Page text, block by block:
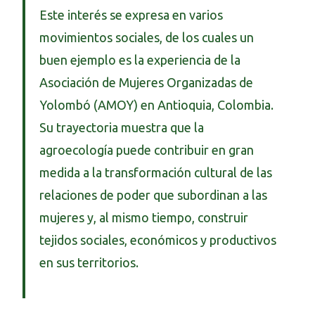
Este interés se expresa en varios
movimientos sociales, de los cuales un
buen ejemplo es la experiencia de la
Asociación de Mujeres Organizadas de
Yolombó (AMOY) en Antioquia, Colombia.
Su trayectoria muestra que la
agroecología puede contribuir en gran
medida a la transformación cultural de las
relaciones de poder que subordinan a las
mujeres y, al mismo tiempo, construir
tejidos sociales, económicos y productivos
en sus territorios.